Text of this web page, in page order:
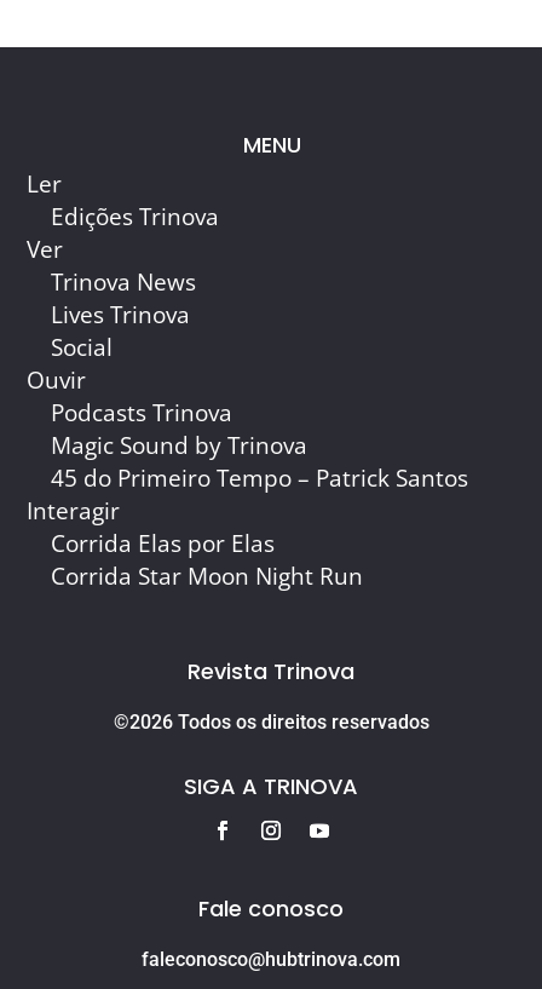
MENU
Ler
Edições Trinova
Ver
Trinova News
Lives Trinova
Social
Ouvir
Podcasts Trinova
Magic Sound by Trinova
45 do Primeiro Tempo – Patrick Santos
Interagir
Corrida Elas por Elas
Corrida Star Moon Night Run
Revista Trinova
©2026 Todos os direitos reservados
SIGA A TRINOVA
Fale conosco
faleconosco@hubtrinova.com